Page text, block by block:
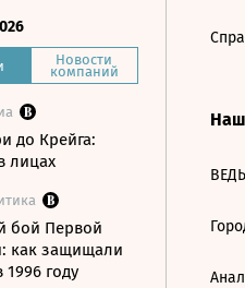
Новости
компаний
до Крейга:
лицах
бой Первой
как защищали
году